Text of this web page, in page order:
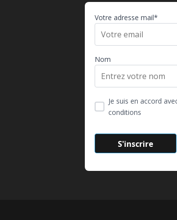
Votre adresse mail*
Nom
Je suis en accord
conditions